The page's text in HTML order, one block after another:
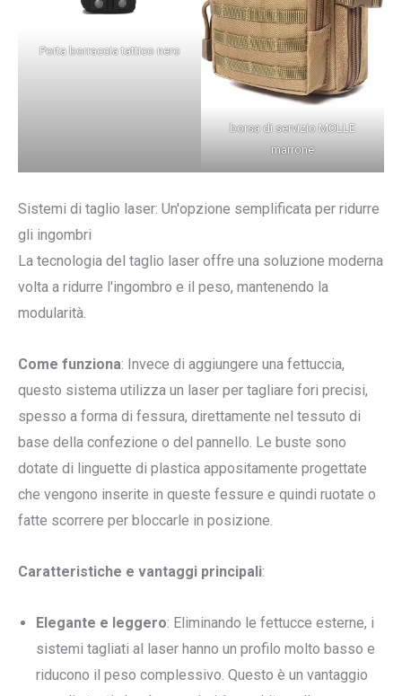
Porta borraccia tattico nero
borsa di servizio MOLLE
marrone
Sistemi di taglio laser: Un'opzione semplificata per ridurre
gli ingombri
La tecnologia del taglio laser offre una soluzione moderna
volta a ridurre l'ingombro e il peso, mantenendo la
modularità.
Come funziona: Invece di aggiungere una fettuccia,
questo sistema utilizza un laser per tagliare fori precisi,
spesso a forma di fessura, direttamente nel tessuto di
base della confezione o del pannello. Le buste sono
dotate di linguette di plastica appositamente progettate
che vengono inserite in queste fessure e quindi ruotate o
fatte scorrere per bloccarle in posizione.
Caratteristiche e vantaggi principali:
Elegante e leggero: Eliminando le fettucce esterne, i
sistemi tagliati al laser hanno un profilo molto basso e
riducono il peso complessivo. Questo è un vantaggio